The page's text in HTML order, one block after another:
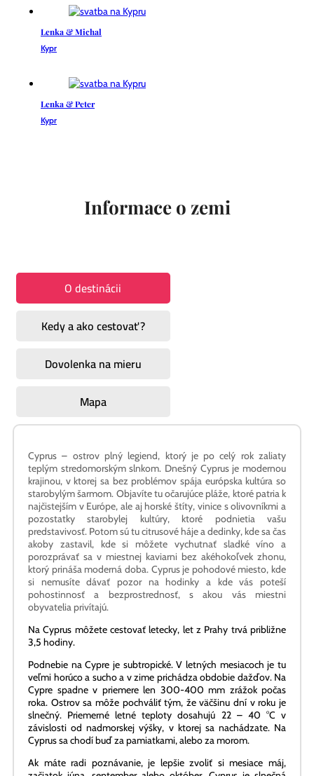
Lenka & Michal
Lenka & Peter
Kedy a ako cestovať?
krajinou, v ktorej sa bez problémov spája európska kultúra so
starobylým šarmom. Objavíte tu očarujúce pláže, ktoré patria k
najčistejším v Európe, ale aj horské štíty, vinice s olivovníkmi a
pozostatky starobylej kultúry, ktoré podnietia vašu
predstavivosť. Potom sú tu citrusové háje a dedinky, kde sa čas
akoby zastavil, kde si môžete vychutnať sladké víno a
porozprávať sa v miestnej kaviarni bez akéhokoľvek zhonu,
ktorý prináša moderná doba. Cyprus je pohodové miesto, kde
si nemusíte dávať pozor na hodinky a kde vás poteší
pohostinnosť a bezprostrednosť, s akou vás miestni
obyvatelia privítajú.
Na Cyprus môžete cestovať letecky, let z Prahy trvá približne
Podnebie na Cypre je subtropické. V letných mesiacoch je tu
Cypre spadne v priemere len 300-400 mm zrážok počas
roka. Ostrov sa môže pochváliť tým, že väčšinu dní v roku je
slnečný. Priemerné letné teploty dosahujú 22 – 40 °C v
závislosti od nadmorskej výšky, v ktorej sa nachádzate. Na
Cyprus sa chodí buď za pamiatkami, alebo za morom.
Ak máte radi poznávanie, je lepšie zvoliť si mesiace máj,
krajina, a preto sa s dažďom stretnete len zriedka. Iba v pohorí